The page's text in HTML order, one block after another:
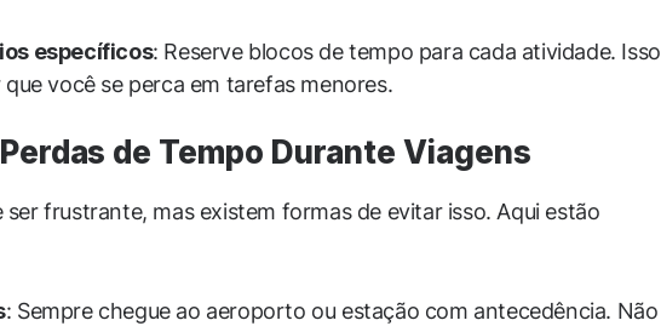
específicos: Reserve blocos de tempo para cada atividade. Isso
que você se perca em tarefas menores.
de Tempo Durante Viagens
frustrante, mas existem formas de evitar isso. Aqui estão
: Sempre chegue ao aeroporto ou estação com antecedência. Não